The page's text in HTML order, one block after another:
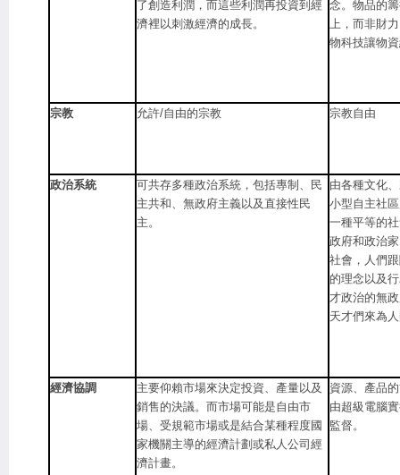
了創造利潤，而這些利潤再投資到經
濟裡以刺激經濟的成長。
念。物品的
上，而非財
物科技讓物
宗教 允許/自由的宗教 宗教自由
政治系統
可共存多種政治系統，包括專制、民
主共和、無政府主義以及直接性民
主。
由各種文化
小型自主社
一種平等的
政府和政治
社會，人們
的理念以及
才政治的無
天才們來為
經濟協調
主要仰賴市場來決定投資、產量以及
銷售的決議。而市場可能是自由市
場、受規範市場或是結合某種程度國
家機關主導的經濟計劃或私人公司經
濟計畫。
資源、產品
由超級電腦
監督。